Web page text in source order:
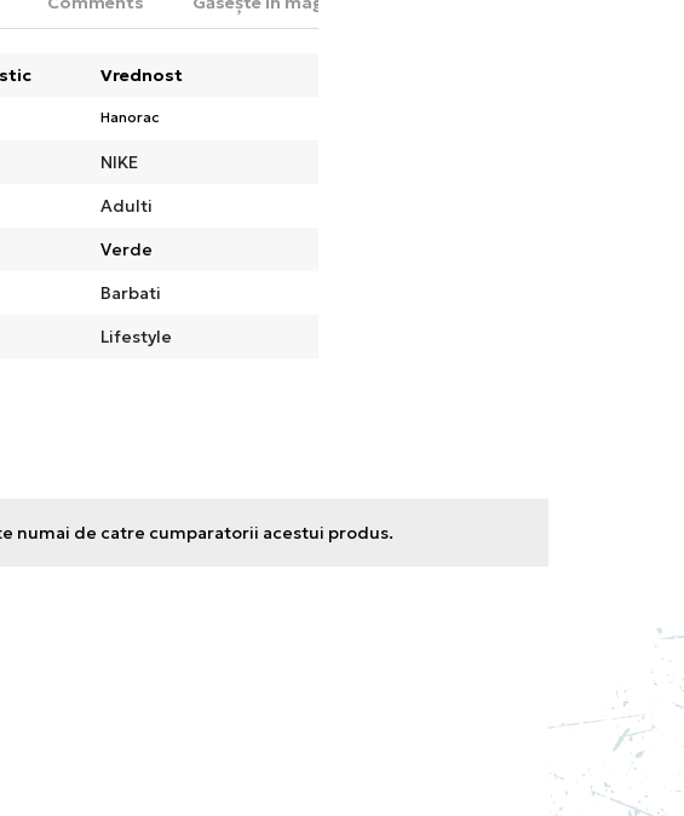
Vrednost
Hanorac
NIKE
Adulti
Verde
Barbati
Lifestyle
numai de catre cumparatorii acestui produs.